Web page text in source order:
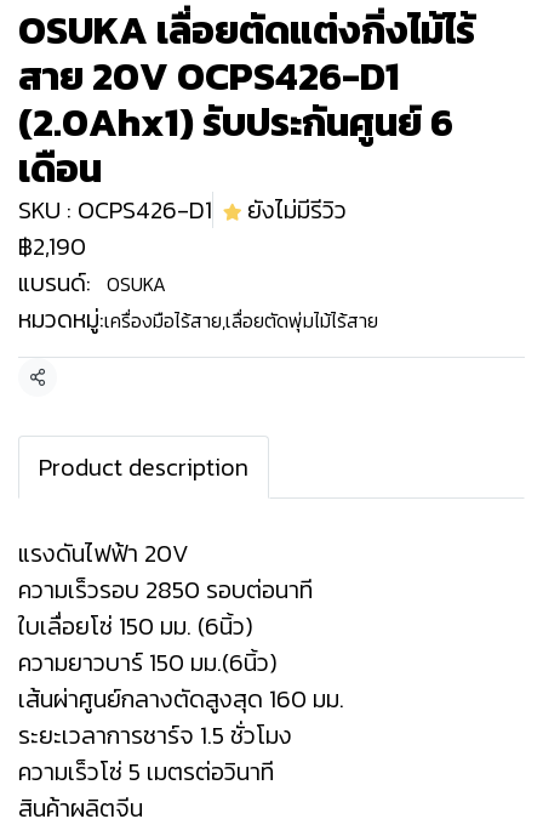
OSUKA เลื่อยตัดแต่งกิ่งไม้ไร้
สาย 20V OCPS426-D1
(2.0Ahx1) รับประกันศูนย์ 6
เดือน
SKU : OCPS426-D1
ยังไม่มีรีวิว
฿2,190
แบรนด์: OSUKA
หมวดหมู่:เครื่องมือไร้สาย,เลื่อยตัดพุ่มไม้ไร้สาย
แชร์
Product description
แรงดันไฟฟ้า 20V
ความเร็วรอบ 2850 รอบต่อนาที
ใบเลื่อยโซ่ 150 มม. (6นิ้ว)
ความยาวบาร์ 150 มม.(6นิ้ว)
เส้นผ่าศูนย์กลางตัดสูงสุด 160 มม.
ระยะเวลาการชาร์จ 1.5 ชั่วโมง
ความเร็วโซ่ 5 เมตรต่อวินาที
สินค้าผลิตจีน